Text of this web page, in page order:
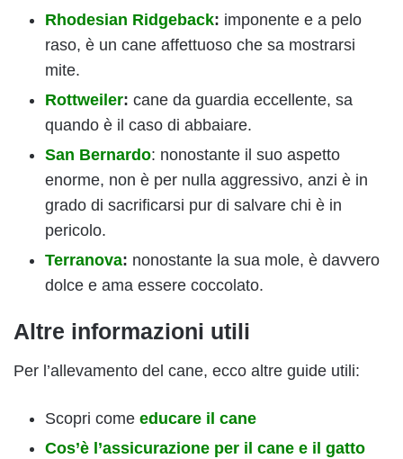
Rhodesian Ridgeback: imponente e a pelo
raso, è un cane affettuoso che sa mostrarsi
mite.
Rottweiler: cane da guardia eccellente, sa
quando è il caso di abbaiare.
San Bernardo: nonostante il suo aspetto
enorme, non è per nulla aggressivo, anzi è in
grado di sacrificarsi pur di salvare chi è in
pericolo.
Terranova: nonostante la sua mole, è davvero
dolce e ama essere coccolato.
Altre informazioni utili
Per l’allevamento del cane, ecco altre guide utili:
Scopri come educare il cane
Cos’è l’assicurazione per il cane e il gatto